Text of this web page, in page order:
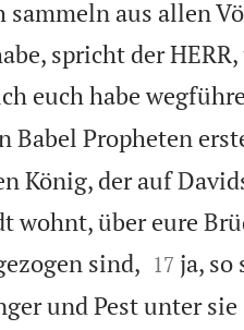
sammeln aus allen
spricht der
euch habe
Babel Propheten
König, der auf
wohnt, über eure
sind,
17 ja, so
und Pest unter